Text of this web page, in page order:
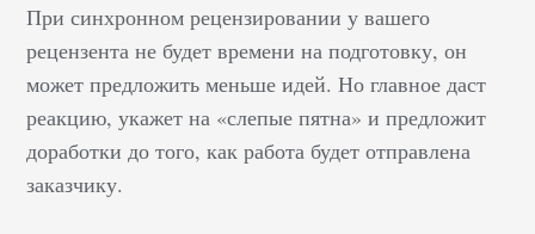
При синхронном рецензировании у вашего
рецензента не будет времени на подготовку, он
может предложить меньше идей. Но главное даст
реакцию, укажет на «слепые пятна» и предложит
доработки до того, как работа будет отправлена
заказчику.